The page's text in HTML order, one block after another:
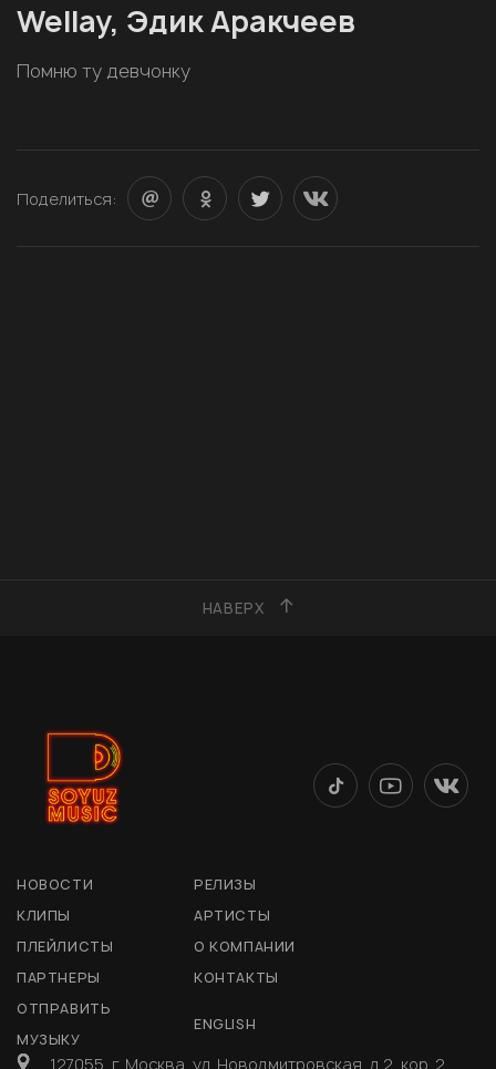
Wellay, Эдик Аракчеев
Помню ту девчонку
Поделиться:
НАВЕРХ
НОВОСТИ
РЕЛИЗЫ
КЛИПЫ
АРТИСТЫ
ПЛЕЙЛИСТЫ
О КОМПАНИИ
ПАРТНЕРЫ
КОНТАКТЫ
ОТПРАВИТЬ
МУЗЫКУ
ENGLISH
127055, г. Москва, ул. Новодмитровская, д 2, кор. 2